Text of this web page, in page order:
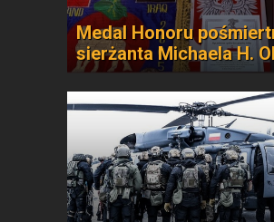
Medal Honoru
sierżanta Michaela H.